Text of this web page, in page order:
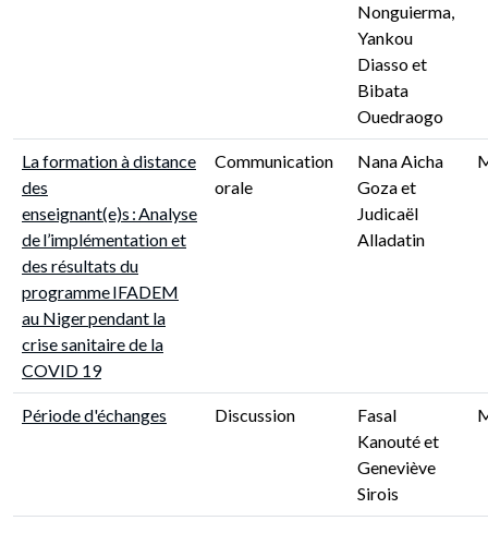
Nonguierma,
Yankou
Diasso et
Bibata
Ouedraogo
La formation à distance
des
enseignant(e)s : Analyse
de l’implémentation et
des résultats du
programme IFADEM
au Niger pendant la
crise sanitaire de la
COVID 19
Communication
orale
Nana Aicha
Goza et
Judicaël
Alladatin
Période d'échanges Discussion
Fasal
Kanouté et
Geneviève
Sirois